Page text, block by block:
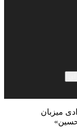
میزبان
حسین»